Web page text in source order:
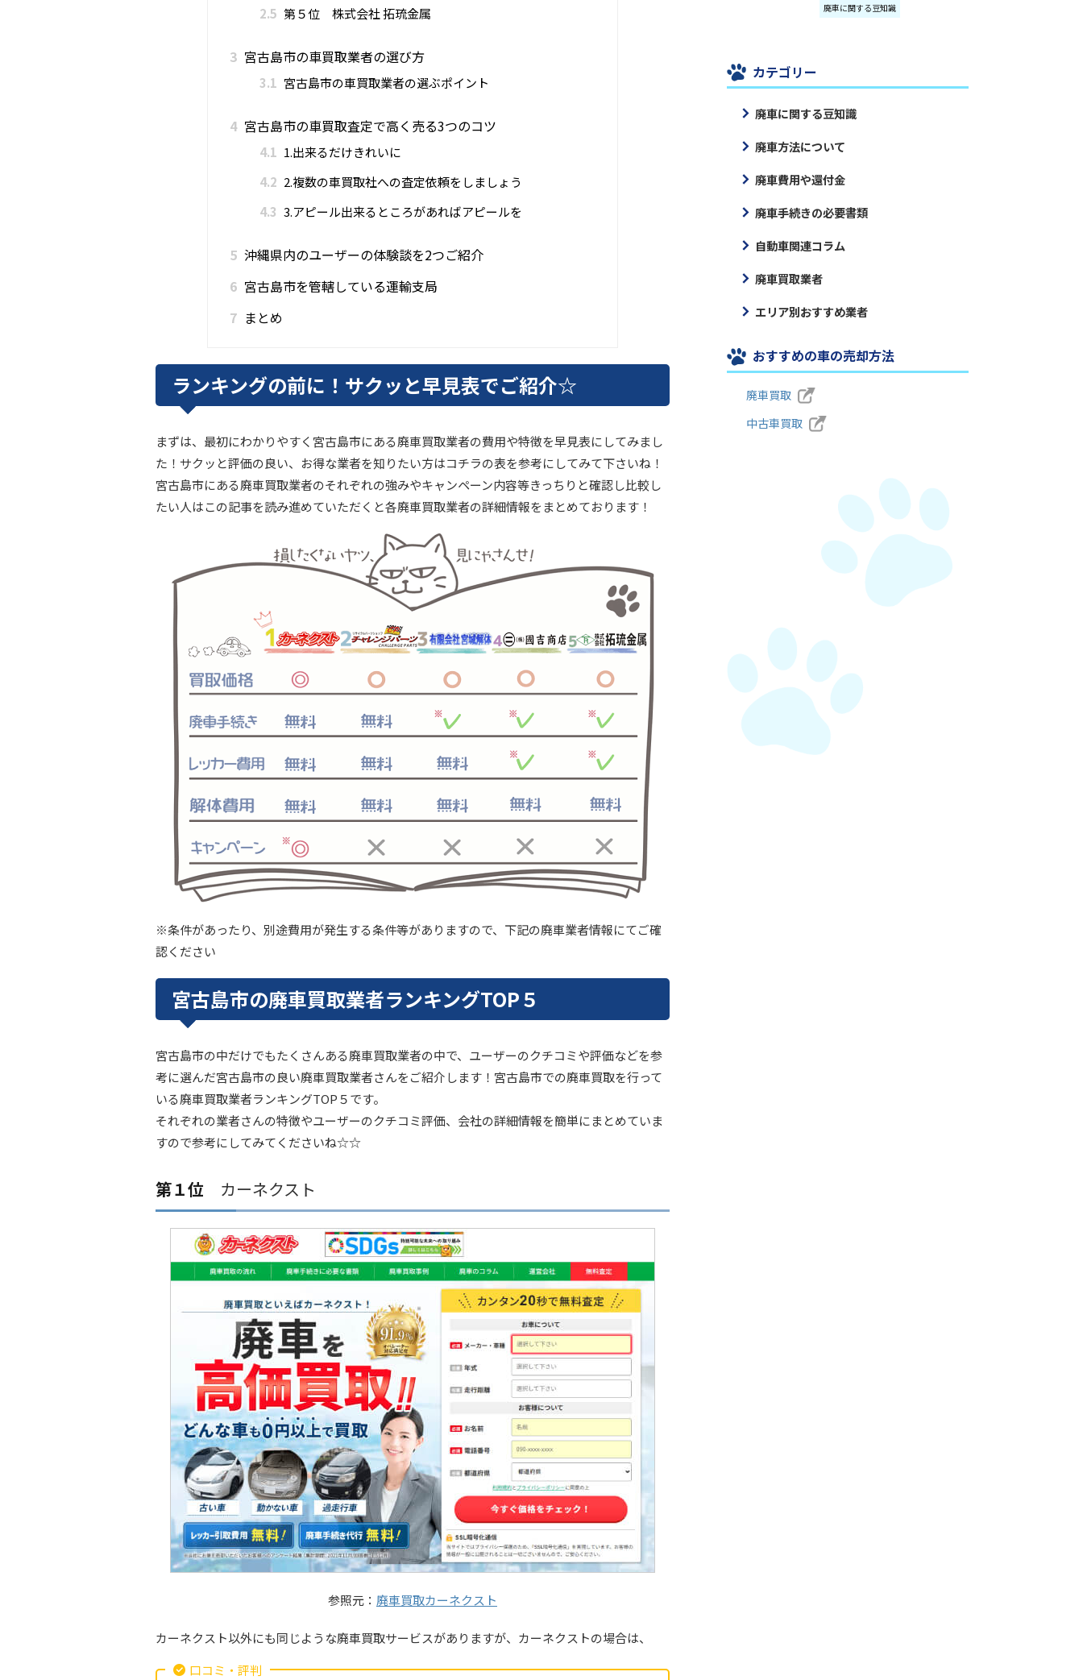
2.5 第５位 株式会社 拓琉金属
3 宮古島市の車買取業者の選び方
3.1 宮古島市の車買取業者の選ぶポイント
4 宮古島市の車買取査定で高く売る3つのコツ
4.1 1.出来るだけきれいに
4.2 2.複数の車買取社への査定依頼をしましょう
4.3 3.アピール出来るところがあればアピールを
5 沖縄県内のユーザーの体験談を2つご紹介
6 宮古島市を管轄している運輸支局
7 まとめ
ランキングの前に！サクッと早見表でご紹介☆
まずは、最初にわかりやすく宮古島市にある廃車買取業者の費用や特徴を早見表にしてみまし
た！サクッと評価の良い、お得な業者を知りたい方はコチラの表を参考にしてみて下さいね！
宮古島市にある廃車買取業者のそれぞれの強みやキャンペーン内容等きっちりと確認し比較し
たい人はこの記事を読み進めていただくと各廃車買取業者の詳細情報をまとめております！
※条件があったり、別途費用が発生する条件等がありますので、下記の廃車業者情報にてご確
認ください
宮古島市の廃車買取業者ランキングTOP５
宮古島市の中だけでもたくさんある廃車買取業者の中で、ユーザーのクチコミや評価などを参
考に選んだ宮古島市の良い廃車買取業者さんをご紹介します！宮古島市での廃車買取を行って
いる廃車買取業者ランキングTOP５です。
それぞれの業者さんの特徴やユーザーのクチコミ評価、会社の詳細情報を簡単にまとめていま
すので参考にしてみてくださいね☆☆
第１位 カーネクスト
参照元： 廃車買取カーネクスト
カーネクスト以外にも同じような廃車買取サービスがありますが、カーネクストの場合は、
口コミ・評判
廃車に関する豆知識
カテゴリー
廃車に関する豆知識
廃車方法について
廃車費用や還付金
廃車手続きの必要書類
自動車関連コラム
廃車買取業者
エリア別おすすめ業者
おすすめの車の売却方法
廃車買取
中古車買取